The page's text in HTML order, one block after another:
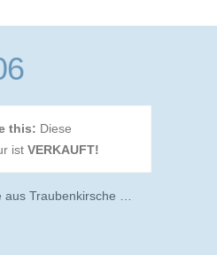
this: Diese
ist VERKAUFT!
aus Traubenkirsche …